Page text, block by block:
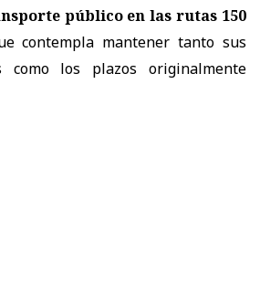
público en las rutas 150
contempla mantener tanto sus
como los plazos originalmente